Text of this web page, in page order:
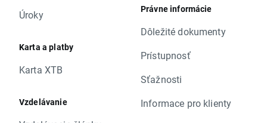
Úroky
Karta a platby
Karta XTB
Vzdelávanie
Právne informácie
Dôležité dokumenty
Prístupnosť
Sťažnosti
Informace pro klienty